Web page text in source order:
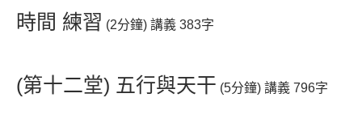
時間 練習 (2分鐘) 講義 383字
(第十二堂) 五行與天干 (5分鐘) 講義 796字